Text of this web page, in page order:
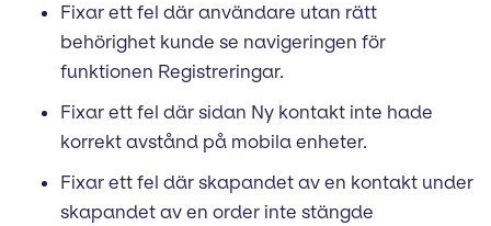
Fixar ett fel där användare utan rätt
behörighet kunde se navigeringen för
funktionen Registreringar.
Fixar ett fel där sidan Ny kontakt inte hade
korrekt avstånd på mobila enheter.
Fixar ett fel där skapandet av en kontakt under
skapandet av en order inte stängde